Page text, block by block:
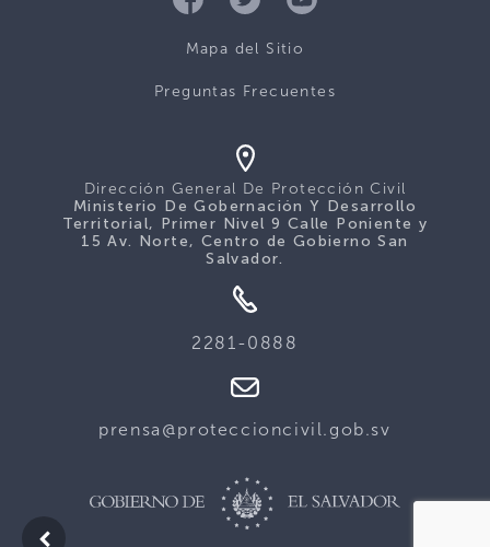
Mapa del Sitio
Preguntas Frecuentes
Dirección General De Protección Civil
Ministerio De Gobernación Y Desarrollo
Territorial, Primer Nivel 9 Calle Poniente y
15 Av. Norte, Centro de Gobierno San
Salvador.
2281-0888
prensa@proteccioncivil.gob.sv